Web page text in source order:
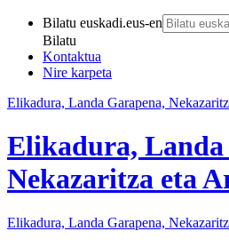
Bilatu euskadi.eus-en
Bilatu
Kontaktua
Nire karpeta
Elikadura, Landa Garapena,
Elikadura, Landa
Nekazaritza eta
Elikadura, Landa Garapena,